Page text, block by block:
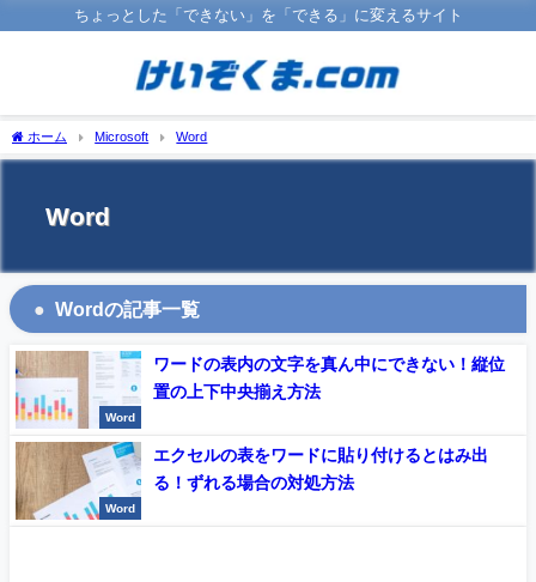
ちょっとした「できない」を「できる」に変えるサイト
ホーム Microsoft Word
Word
Wordの記事一覧
Word
ワードの表内の文字を真ん中にできない！縦位
置の上下中央揃え方法
Word
エクセルの表をワードに貼り付けるとはみ出
る！ずれる場合の対処方法